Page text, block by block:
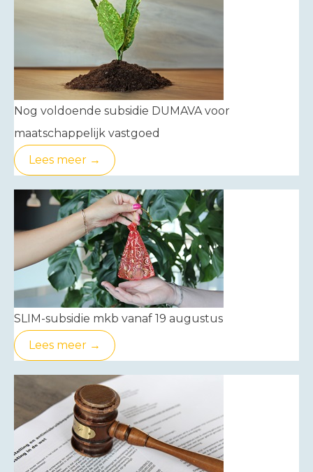
Nog voldoende subsidie DUMAVA voor
maatschappelijk vastgoed
Lees meer →
SLIM-subsidie mkb vanaf 19 augustus
Lees meer →